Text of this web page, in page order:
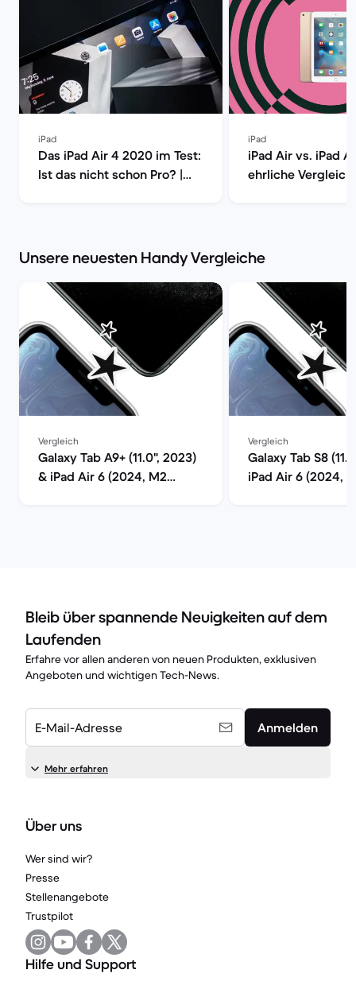
iPad
Das iPad Air 4 2020 im Test:
Ist das nicht schon Pro? |
iPad
iPad Air vs. iPad
ehrliche
Unsere neuesten Handy Vergleiche
Vergleich
Galaxy Tab A9+ (11.0", 2023)
& iPad Air 6 (2024, M2
Vergleich
Galaxy Tab S8
iPad Air 6 (2024,
Bleib über spannende Neuigkeiten auf dem
Laufenden
Erfahre vor allen anderen von neuen Produkten, exklusiven
Angeboten und wichtigen Tech-News.
E-Mail-Adresse Anmelden
Mehr erfahren
Über uns
Wer sind wir?
Presse
Stellenangebote
Trustpilot
Hilfe und Support